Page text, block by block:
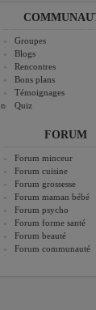
Groupes
Blogs
Rencontres
Bons plans
Témoignages
Quiz
FORUM
Forum minceur
Forum cuisine
Forum grossesse
Forum maman bébé
Forum psycho
Forum forme santé
Forum beauté
Forum communauté